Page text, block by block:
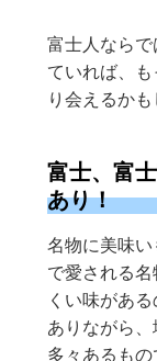
富士人なら
ていれば、
り会えるかも
富士、富
あり！
名物に美味
で愛される
くい味があ
ありながら
多々あるもの